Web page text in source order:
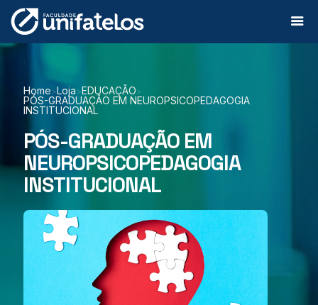
Home>Loja>EDUCAÇÃO>
PÓS-GRADUAÇÃO EM NEUROPSICOPEDAGOGIA
INSTITUCIONAL
PÓS-GRADUAÇÃO EM
NEUROPSICOPEDAGOGIA
INSTITUCIONAL